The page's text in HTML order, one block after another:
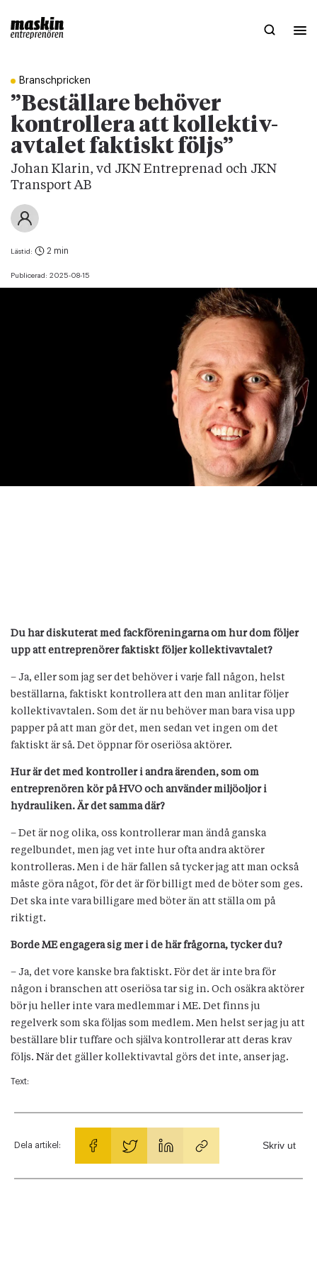
Branschpricken
”Beställare behöver
kontrollera att kollektiv-
avtalet faktiskt följs”
Johan Klarin, vd JKN Entreprenad och JKN
Transport AB
Publicerad: 2025-08-15
Lästid: 2 min
Du har diskuterat med fackföreningarna om hur dom följer
upp att entreprenörer faktiskt följer kollektivavtalet?
– Ja, eller som jag ser det behöver i varje fall någon, helst
beställarna, faktiskt kontrollera att den man anlitar följer
kollektivavtalen. Som det är nu behöver man bara visa upp
papper på att man gör det, men sedan vet ingen om det
faktiskt är så. Det öppnar för oseriösa aktörer.
Hur är det med kontroller i andra ärenden, som om
entreprenören kör på HVO och använder miljö­oljor i
hydrauliken. Är det samma där?
– Det är nog olika, oss kontrollerar man ändå ganska
regelbundet, men jag vet inte hur ofta andra aktörer
kontrolleras. Men i de här fallen så tycker jag att man också
måste göra något, för det är för billigt med de böter som ges.
Det ska inte vara billigare med böter än att ställa om på
riktigt.
Borde ME engagera sig mer i de här frågorna, tycker du?
– Ja, det vore kanske bra faktiskt. För det är inte bra för
någon i branschen att oseriösa tar sig in. Och osäkra aktörer
bör ju heller inte vara medlemmar i ME. Det finns ju
regelverk som ska följas som medlem. Men helst ser jag ju att
beställare blir tuffare och själva kontrollerar att deras krav
följs. När det gäller kollektivavtal görs det inte, anser jag.
Text:
Dela artikel: Skriv ut